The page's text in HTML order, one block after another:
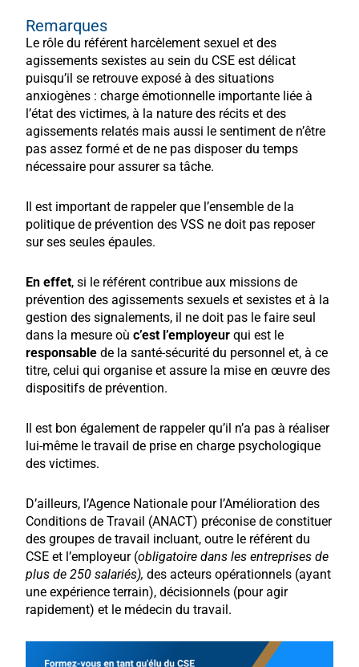
Remarques
Le rôle du référent harcèlement sexuel et des
agissements sexistes au sein du CSE est délicat
puisqu’il se retrouve exposé à des situations
anxiogènes : charge émotionnelle importante liée à
l’état des victimes, à la nature des récits et des
agissements relatés mais aussi le sentiment de n’être
pas assez formé et de ne pas disposer du temps
nécessaire pour assurer sa tâche.
Il est important de rappeler que l’ensemble de la
politique de prévention des VSS ne doit pas reposer
sur ses seules épaules.
En effet, si le référent contribue aux missions de
prévention des agissements sexuels et sexistes et à la
gestion des signalements, il ne doit pas le faire seul
dans la mesure oùc’est l’employeur qui est le
responsable de la santé-sécurité du personnel et, à ce
titre, celui qui organise et assure la mise en œuvre des
dispositifs de prévention.
Il est bon également de rappeler qu’il n’a pas à réaliser
lui-même le travail de prise en charge psychologique
des victimes.
D’ailleurs, l’Agence Nationale pour l’Amélioration des
Conditions de Travail (ANACT) préconise de constituer
des groupes de travail incluant, outre le référent du
CSE et l’employeur (obligatoire dans les entreprises de
plus de 250 salariés), des acteurs opérationnels (ayant
une expérience terrain), décisionnels (pour agir
rapidement) et le médecin du travail.